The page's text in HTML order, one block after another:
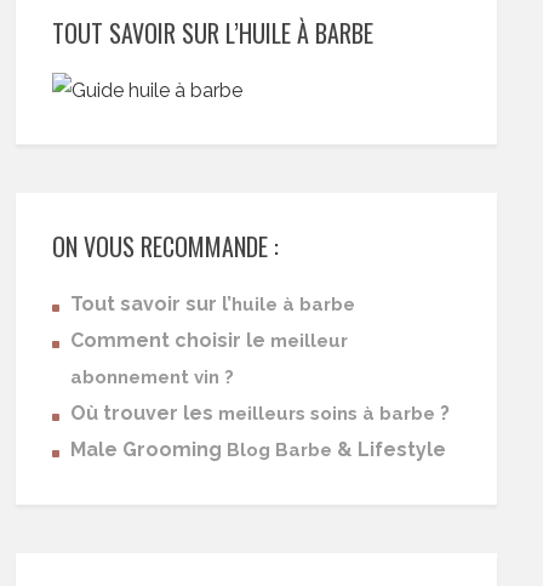
TOUT SAVOIR SUR L’HUILE À BARBE
ON VOUS RECOMMANDE :
Tout savoir sur l’huile à barbe
Comment choisir le meilleur
abonnement vin ?
Où trouver les meilleurs soins à barbe ?
Male Grooming Blog Barbe & Lifestyle